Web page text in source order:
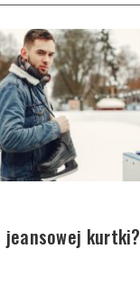
jeansowej kurtki?